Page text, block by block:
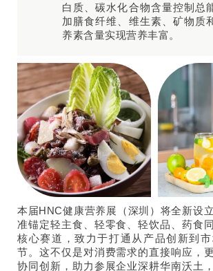
白质、碳水化合物含量控制总
加膳食纤维、维生素、矿物质
养素含量实现营养丰富。
本届HNC健康营养展（深圳）将全新设立
准锚定轻主食、轻零食、轻饮品、药食
核心赛道，致力于打通从产品创新到
节。这不仅是对消费需求的直接响应，
协同创新，助力参展企业深耕华南沃土